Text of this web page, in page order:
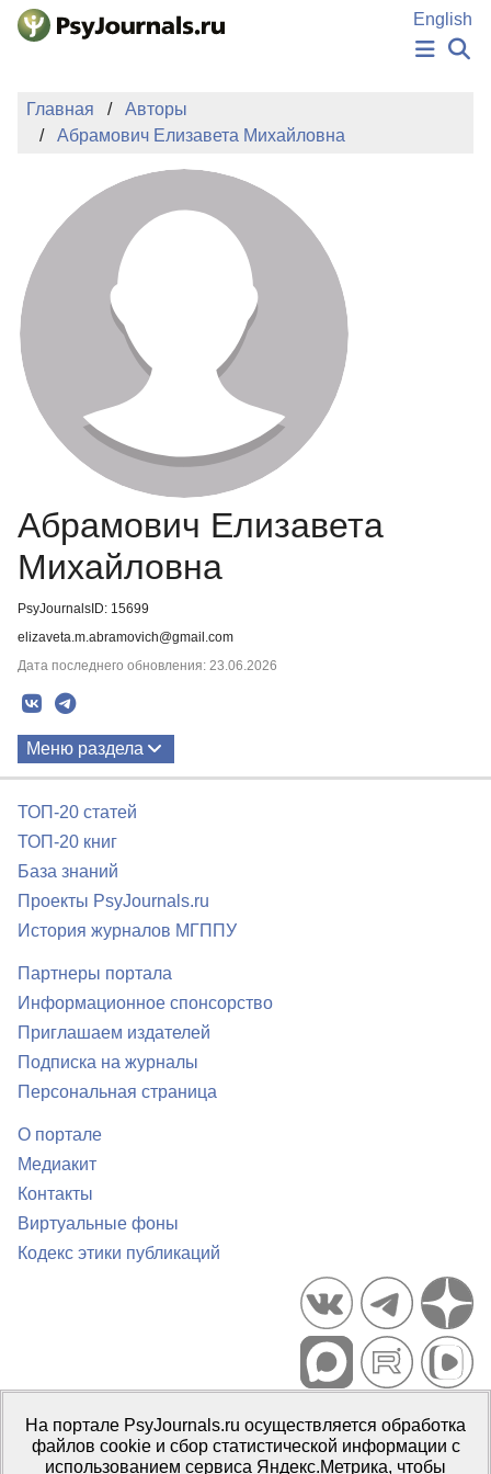
Перейти к основному содержанию
English
ИЗДАНИЯ
ПОДАТЬ РУКОПИСЬ
БАЗА ЗНАНИЙ
КЛЮЧЕВЫЕ СЛОВА
Регистрация
Главная
Авторы
Абрамович Елизавета Михайловна
Абрамович Елизавета
Михайловна
PsyJournalsID: 15699
elizaveta.m.abramovich@gmail.com
Дата последнего обновления: 23.06.2026
Меню раздела
ТОП-20 статей
ТОП-20 книг
База знаний
Проекты PsyJournals.ru
История журналов МГППУ
Партнеры портала
Информационное спонсорство
Приглашаем издателей
Подписка на журналы
Персональная страница
О портале
Медиакит
Контакты
Виртуальные фоны
Кодекс этики публикаций
Портал психологических изданий PsyJournals.ru, 2007–2026
Правила использования материалов
Свидетельство регистрации СМИЭл № ФС77-66447 от 14 июля
На портале PsyJournals.ru осуществляется обработка
файлов cookie и сбор статистической информации с
использованием сервиса Яндекс.Метрика, чтобы